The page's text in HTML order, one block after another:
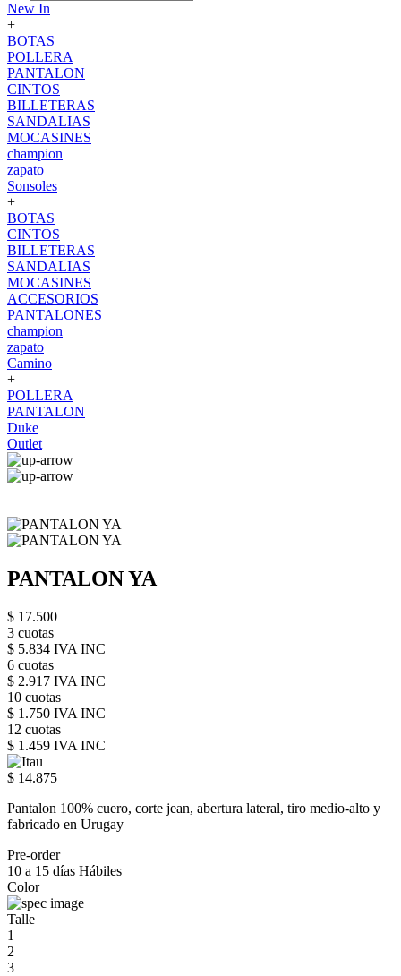
New In
+
BOTAS
POLLERA
PANTALON
CINTOS
BILLETERAS
SANDALIAS
MOCASINES
champion
zapato
Sonsoles
+
BOTAS
CINTOS
BILLETERAS
SANDALIAS
MOCASINES
ACCESORIOS
PANTALONES
champion
zapato
Camino
+
POLLERA
PANTALON
Duke
Outlet
PANTALON YA
$ 17.500
3 cuotas
$ 5.834 IVA INC
6 cuotas
$ 2.917 IVA INC
10 cuotas
$ 1.750 IVA INC
12 cuotas
$ 1.459 IVA INC
$ 14.875
Pantalon 100% cuero, corte jean, abertura lateral, tiro medio-alto y
fabricado en Urugay
Pre-order
10 a 15 días Hábiles
Color
Talle
1
2
3